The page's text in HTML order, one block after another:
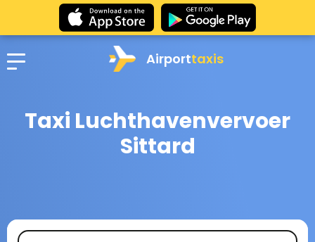
Airporttaxis
Taxi Luchthavenvervoer
Sittard